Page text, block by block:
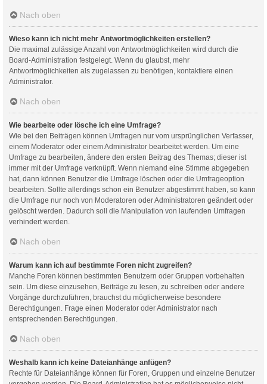
Nach oben
Wieso kann ich nicht mehr Antwortmöglichkeiten erstellen?
Die maximal zulässige Anzahl von Antwortmöglichkeiten wird durch die
Board-Administration festgelegt. Wenn du glaubst, mehr
Antwortmöglichkeiten als zugelassen zu benötigen, kontaktiere einen
Administrator.
Nach oben
Wie bearbeite oder lösche ich eine Umfrage?
Wie bei den Beiträgen können Umfragen nur vom ursprünglichen Verfasser,
einem Moderator oder einem Administrator bearbeitet werden. Um eine
Umfrage zu bearbeiten, ändere den ersten Beitrag des Themas; dieser ist
immer mit der Umfrage verknüpft. Wenn niemand eine Stimme abgegeben
hat, dann können Benutzer die Umfrage löschen oder die Umfrageoption
bearbeiten. Sollte allerdings schon ein Benutzer abgestimmt haben, so kann
die Umfrage nur noch von Moderatoren oder Administratoren geändert oder
gelöscht werden. Dadurch soll die Manipulation von laufenden Umfragen
verhindert werden.
Nach oben
Warum kann ich auf bestimmte Foren nicht zugreifen?
Manche Foren können bestimmten Benutzern oder Gruppen vorbehalten
sein. Um diese einzusehen, Beiträge zu lesen, zu schreiben oder andere
Vorgänge durchzuführen, brauchst du möglicherweise besondere
Berechtigungen. Frage einen Moderator oder Administrator nach
entsprechenden Berechtigungen.
Nach oben
Weshalb kann ich keine Dateianhänge anfügen?
Rechte für Dateianhänge können für Foren, Gruppen und einzelne Benutzer